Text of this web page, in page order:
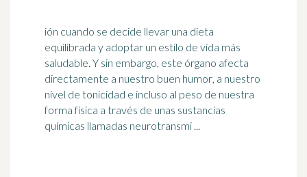
ión cuando se decide llevar una dieta
equilibrada y adoptar un estilo de vida más
saludable. Y sin embargo, este órgano afecta
directamente a nuestro buen humor, a nuestro
nivel de tonicidad e incluso al peso de nuestra
forma física a través de unas sustancias
químicas llamadas neurotransmi ...